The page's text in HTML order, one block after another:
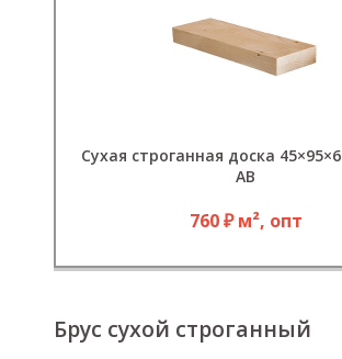
Сухая строганная доска
АВ
760 ₽ м², опт
Брус сухой строганный